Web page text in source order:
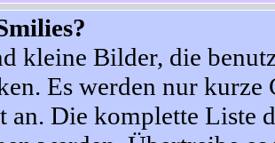
kleine Bilder, die
Es werden nur
an. Die komplette Liste